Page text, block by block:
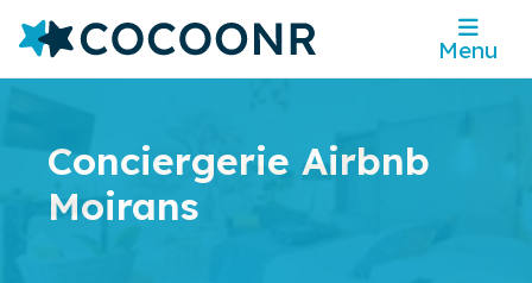
Menu
Conciergerie Airbnb
Moirans